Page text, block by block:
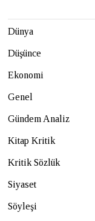
Dünya
Düşünce
Ekonomi
Genel
Gündem Analiz
Kitap Kritik
Kritik Sözlük
Siyaset
Söyleşi